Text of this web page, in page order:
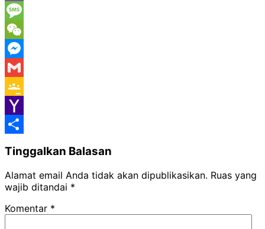
Viber
Message
WeChat
Messenger
Gmail
Google
Classroom
Yahoo
Tinggalkan Balasan
Alamat email Anda tidak akan dipublikasikan. Ruas yang
wajib ditandai *
Komentar *